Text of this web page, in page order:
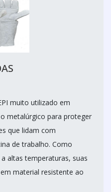
muito utilizado em
metalúrgico para proteger
que lidam com
de trabalho. Como
altas temperaturas, suas
material resistente ao